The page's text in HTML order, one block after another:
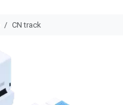
CN track